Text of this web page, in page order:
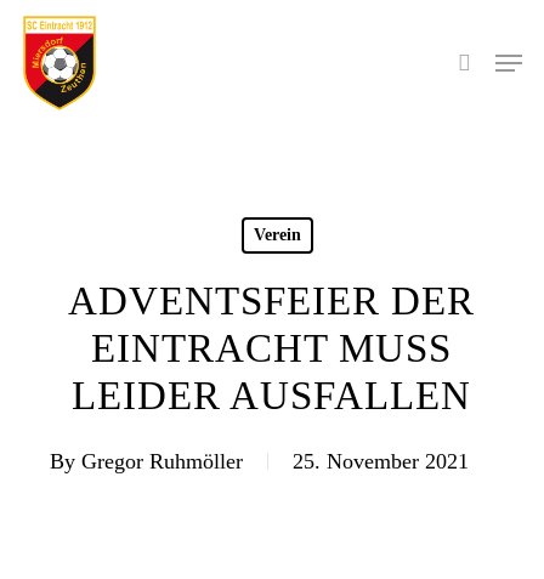
Skip
main
content
search
Menu
Verein
ADVENTSFEIER DER
EINTRACHT MUSS
LEIDER AUSFALLEN
By Gregor Ruhmöller 25. November 2021